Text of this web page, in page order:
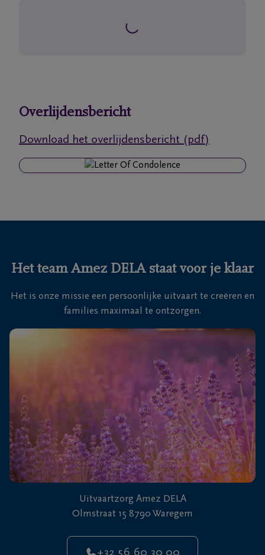
24u/24
+32
60Waregem
Overlijdensbericht
Download het overlijdensbericht (pdf)
Het team Amez DELA staat voor je klaar
Het is onze missie een persoonlijke uitvaart te creëren en
families maximaal te ontzorgen.
Uitvaartzorg Amez DELA
Olmstraat 15 8790 Waregem
+32 56 60 30 00